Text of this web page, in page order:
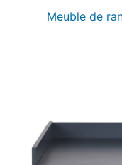
Meuble de